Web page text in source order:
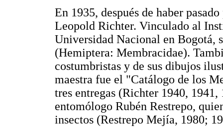
En 1935, después de haber
Leopold Richter. Vinculado al
Universidad Nacional en Bogotá,
(Hemiptera: Membracidae).
costumbristas y de sus dibujos
maestra fue el "Catálogo de los
tres entregas (Richter 1940,
entomólogo Rubén Restrepo,
insectos (Restrepo Mejía, 1980;